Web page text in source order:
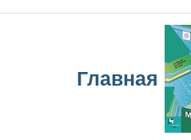
Главная